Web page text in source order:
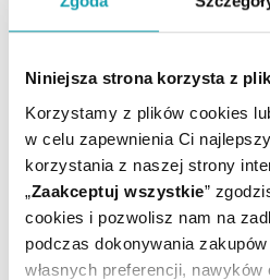
Niniejsza strona korzysta z
Korzystamy z plików cookies
w celu zapewnienia Ci
korzystania z naszej strony
„Zaakceptuj wszystkie”
cookies i pozwolisz nam na
podczas dokonywania
własnych preferencji, nawyków
Produkt tylko do użytku
Unikać kontaktu z oczami.
Adres producenta
Galderma International S.A.A.
Tour Europlaza, La Défense 4,
20 avenue André Prothin,
92927 La Défense Cedex,
Francja,
www.galderma.com